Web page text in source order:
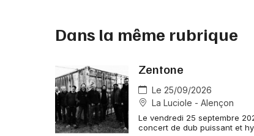
Dans la même rubrique
Zentone
Le 25/09/2026
La Luciole - Alençon
Le vendredi 25 septembre
concert de dub puissant et